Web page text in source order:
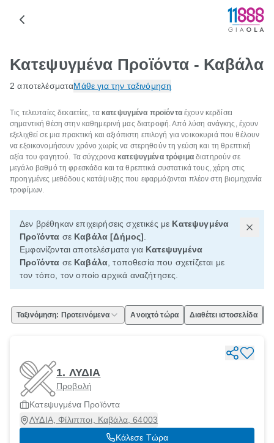
Κατεψυγμένα Προϊόντα - Καβάλα
2 αποτελέσματαΜάθε για την ταξινόμηση
Τις τελευταίες δεκαετίες, τα κατεψυγμένα προϊόνταέχουν κερδίσει
σημαντική θέση στην καθημερινή μας διατροφή. Από λύση ανάγκης, έχουν
εξελιχθεί σε μια πρακτική και αξιόπιστη επιλογή για νοικοκυριά που θέλουν
να εξοικονομήσουν χρόνο χωρίς να στερηθούν τη γεύση και τη θρεπτική
αξία του φαγητού. Τα σύγχρονα κατεψυγμένα τρόφιμαδιατηρούν σε
μεγάλο βαθμό τη φρεσκάδα και τα θρεπτικά συστατικά τους, χάρη στις
προηγμένες μεθόδους κατάψυξης που εφαρμόζονται πλέον στη βιομηχανία
τροφίμων.
Δεν βρέθηκαν επιχειρήσεις σχετικές με Κατεψυγμένα
Προϊόντα σε Καβάλα [Δήμος]
Εμφανίζονται αποτελέσματα για Κατεψυγμένα
Προϊόντα σε Καβάλα , τοποθεσία που σχετίζεται με
τον τόπο, τον οποίο αρχικά αναζήτησες.
Ταξινόμηση: Προτεινόμενα Ανοιχτό τώρα Διαθέτει ιστοσελίδα
1. ΛΥΔΙΑ
Προβολή
Κατεψυγμένα Προϊόντα
ΛΥΔΙΑ, Φίλιπποι, Καβάλα, 64003
Κάλεσε Τώρα